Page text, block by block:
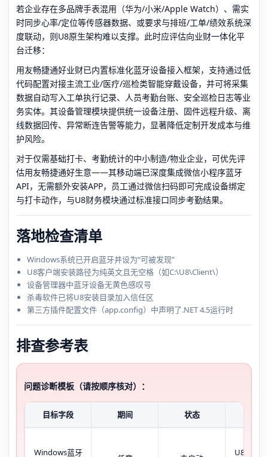
若企业存在多品牌手表混用（华为/小米/Apple Watch）、需实
时同步心率/定位等传感器数据、或要求与排班/工单/绩效系统深
度联动，则U8原生架构难以支撑。此时应评估向业财一体化平
台迁移：
用友畅捷通好业财已内置标准化蓝牙设备接入框架，支持通过低
代码配置对接主流工业/医疗/巡检类智能穿戴设备，并可将采集
数据自动写入工单执行记录、人员考勤台账、安全巡检日志等业
务实体。其设备管理模块提供统一设备注册、固件远程升级、离
线数据回传、异常断连告警等能力，显著降低定制开发成本与维
护风险。
对于仅需基础打卡、考勤统计的中小制造/物业企业，可优先评
估用友畅捷通好生意——其移动端已深度集成微信小程序蓝牙
API，无需额外安装APP，员工通过微信扫码即可完成设备绑定
与打卡动作，与U8财务模块通过标准接口同步考勤结果。
落地检查清单
Windows系统已开启蓝牙并设为“可被发现”
U8客户端安装路径为纯英文且无空格（如C:\U8\Client\）
设备管理器中蓝牙设备无黄色感叹号
杀毒软件已将U8安装目录加入信任区
第三方插件配置文件（app.config）中声明了.NET 4.5运行时
排查参考表
问题诊断模板（请按顺序核对）：
目标字段 期间 状态
Windows蓝牙 U8扫描